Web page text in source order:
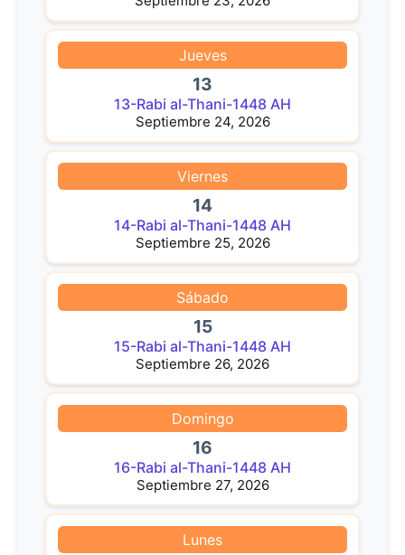
Jueves
13
13-Rabi al-Thani-1448 AH
Septiembre 24, 2026
Viernes
14
14-Rabi al-Thani-1448 AH
Septiembre 25, 2026
Sábado
15
15-Rabi al-Thani-1448 AH
Septiembre 26, 2026
Domingo
16
16-Rabi al-Thani-1448 AH
Septiembre 27, 2026
Lunes